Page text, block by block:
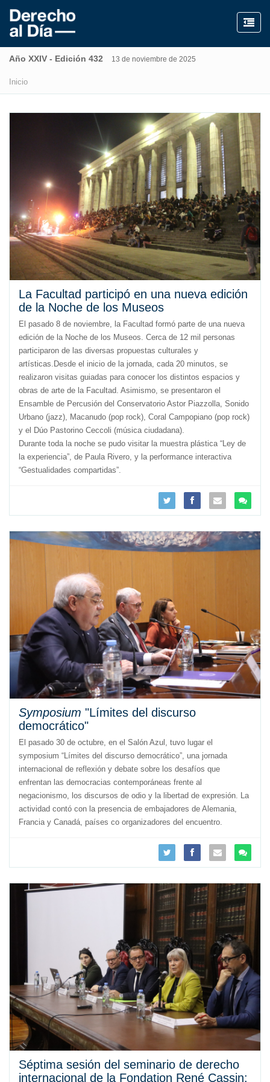
Año XXIV - Edición 432 13 de noviembre de 2025
Inicio
La Facultad participó en una nueva edición
de la Noche de los Museos
El pasado 8 de noviembre, la Facultad formó parte de una nueva
edición de la Noche de los Museos. Cerca de 12 mil personas
participaron de las diversas propuestas culturales y
artísticas.Desde el inicio de la jornada, cada 20 minutos, se
realizaron visitas guiadas para conocer los distintos espacios y
obras de arte de la Facultad. Asimismo, se presentaron el
Ensamble de Percusión del Conservatorio Astor Piazzolla, Sonido
Urbano (jazz), Macanudo (pop rock), Coral Campopiano (pop rock)
y el Dúo Pastorino Ceccoli (música ciudadana).
Durante toda la noche se pudo visitar la muestra plástica “Ley de
la experiencia”, de Paula Rivero, y la performance interactiva
“Gestualidades compartidas”.
Symposium "Límites del discurso
democrático"
El pasado 30 de octubre, en el Salón Azul, tuvo lugar el
symposium “Límites del discurso democrático”, una jornada
internacional de reflexión y debate sobre los desafíos que
enfrentan las democracias contemporáneas frente al
negacionismo, los discursos de odio y la libertad de expresión. La
actividad contó con la presencia de embajadores de Alemania,
Francia y Canadá, países co organizadores del encuentro.
Séptima sesión del seminario de derecho
internacional de la Fondation René Cassin: